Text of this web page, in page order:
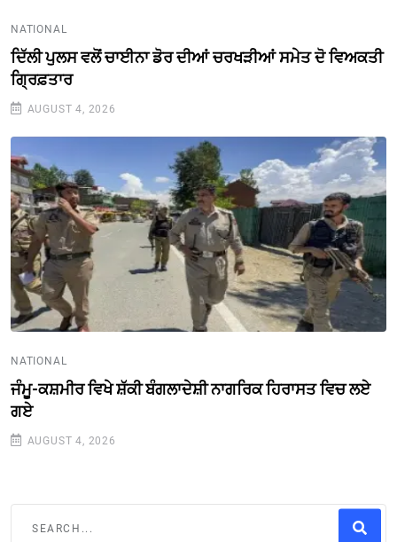
NATIONAL
ਦਿੱਲੀ ਪੁਲਸ ਵਲੋਂ ਚਾਈਨਾ ਡੋਰ ਦੀਆਂ ਚਰਖੜੀਆਂ ਸਮੇਤ ਦੋ ਵਿਅਕਤੀ
ਗ੍ਰਿਫ਼ਤਾਰ
AUGUST 4, 2026
NATIONAL
ਜੰਮੂ-ਕਸ਼ਮੀਰ ਵਿਖੇ ਸ਼ੱਕੀ ਬੰਗਲਾਦੇਸ਼ੀ ਨਾਗਰਿਕ ਹਿਰਾਸਤ ਵਿਚ ਲਏ
ਗਏ
AUGUST 4, 2026